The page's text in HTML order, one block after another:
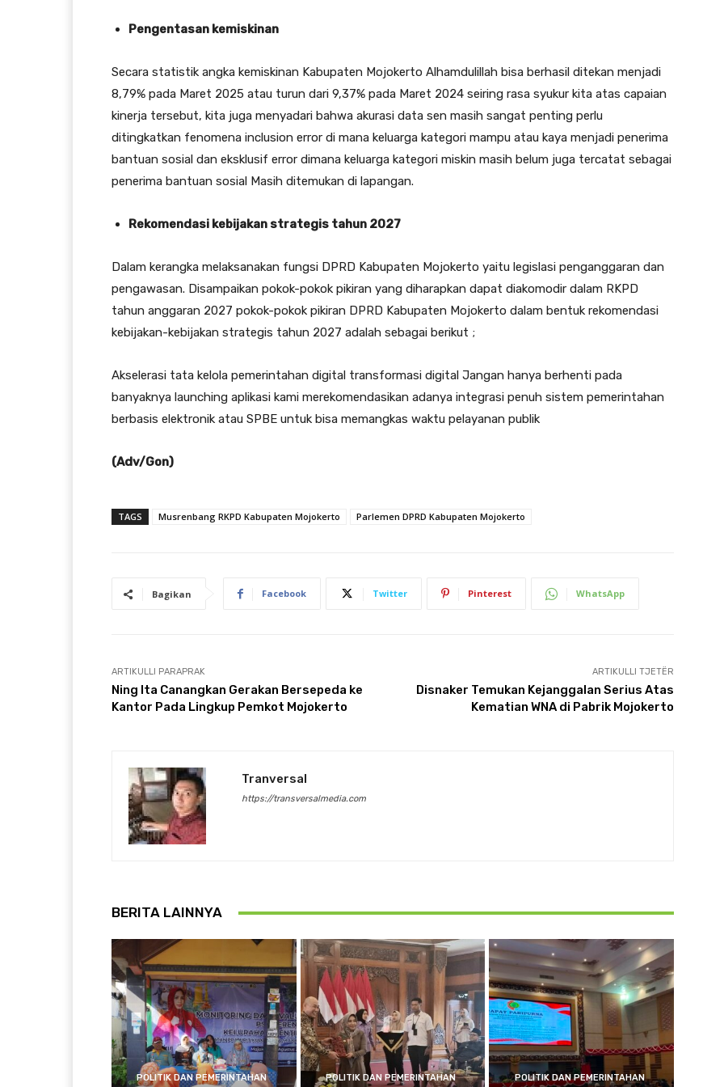
Pengentasan kemiskinan
Secara statistik angka kemiskinan Kabupaten Mojokerto Alhamdulillah bisa berhasil ditekan menjadi
8,79% pada Maret 2025 atau turun dari 9,37% pada Maret 2024 seiring rasa syukur kita atas capaian
kinerja tersebut, kita juga menyadari bahwa akurasi data sen masih sangat penting perlu
ditingkatkan fenomena inclusion error di mana keluarga kategori mampu atau kaya menjadi penerima
bantuan sosial dan eksklusif error dimana keluarga kategori miskin masih belum juga tercatat sebagai
penerima bantuan sosial Masih ditemukan di lapangan.
Rekomendasi kebijakan strategis tahun 2027
Dalam kerangka melaksanakan fungsi DPRD Kabupaten Mojokerto yaitu legislasi penganggaran dan
pengawasan. Disampaikan pokok-pokok pikiran yang diharapkan dapat diakomodir dalam RKPD
tahun anggaran 2027 pokok-pokok pikiran DPRD Kabupaten Mojokerto dalam bentuk rekomendasi
kebijakan-kebijakan strategis tahun 2027 adalah sebagai berikut ;
Akselerasi tata kelola pemerintahan digital transformasi digital Jangan hanya berhenti pada
banyaknya launching aplikasi kami merekomendasikan adanya integrasi penuh sistem pemerintahan
berbasis elektronik atau SPBE untuk bisa memangkas waktu pelayanan publik
(Adv/Gon)
TAGS Musrenbang RKPD Kabupaten Mojokerto Parlemen DPRD Kabupaten Mojokerto
Bagikan Facebook Twitter Pinterest WhatsApp
ARTIKULLI PARAPRAK
Ning Ita Canangkan Gerakan Bersepeda ke
Kantor Pada Lingkup Pemkot Mojokerto
ARTIKULLI TJETËR
Disnaker Temukan Kejanggalan Serius Atas
Kematian WNA di Pabrik Mojokerto
Tranversal
https://transversalmedia.com
BERITA LAINNYA
POLITIK DAN PEMERINTAHAN POLITIK DAN PEMERINTAHAN POLITIK DAN PEMERINTAHAN